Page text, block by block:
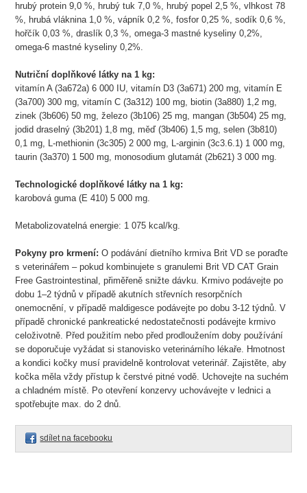
hrubý protein 9,0 %, hrubý tuk 7,0 %, hrubý popel 2,5 %, vlhkost 78
%, hrubá vláknina 1,0 %, vápník 0,2 %, fosfor 0,25 %, sodík 0,6 %,
hořčík 0,03 %, draslík 0,3 %, omega-3 mastné kyseliny 0,2%,
omega-6 mastné kyseliny 0,2%.
Nutriční doplňkové látky na 1 kg:
vitamín A (3a672a) 6 000 IU, vitamín D3 (3a671) 200 mg, vitamín E
(3a700) 300 mg, vitamín C (3a312) 100 mg, biotin (3a880) 1,2 mg,
zinek (3b606) 50 mg, železo (3b106) 25 mg, mangan (3b504) 25 mg,
jodid draselný (3b201) 1,8 mg, měď (3b406) 1,5 mg, selen (3b810)
0,1 mg, L-methionin (3c305) 2 000 mg, L-arginin (3c3.6.1) 1 000 mg,
taurin (3a370) 1 500 mg, monosodium glutamát (2b621) 3 000 mg.
Technologické doplňkové látky na 1 kg:
karobová guma (E 410) 5 000 mg.
Metabolizovatelná energie: 1 075 kcal/kg.
Pokyny pro krmení: O podávání dietního krmiva Brit VD se poraďte
s veterinářem – pokud kombinujete s granulemi Brit VD CAT Grain
Free Gastrointestinal, přiměřeně snižte dávku. Krmivo podávejte po
dobu 1–2 týdnů v případě akutních střevních resorpčních
onemocnění, v případě maldigesce podávejte po dobu 3-12 týdnů. V
případě chronické pankreatické nedostatečnosti podávejte krmivo
celoživotně. Před použitím nebo před prodloužením doby používání
se doporučuje vyžádat si stanovisko veterinárního lékaře. Hmotnost
a kondici kočky musí pravidelně kontrolovat veterinář. Zajistěte, aby
kočka měla vždy přístup k čerstvé pitné vodě. Uchovejte na suchém
a chladném místě. Po otevření konzervy uchovávejte v lednici a
spotřebujte max. do 2 dnů.
sdílet na facebooku